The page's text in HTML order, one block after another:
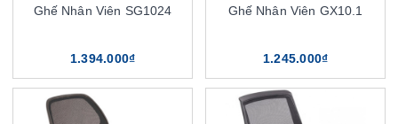
Ghế Nhân Viên SG1024
1.394.000₫
Ghế Nhân Viên GX10.1
1.245.000₫